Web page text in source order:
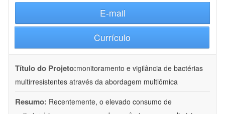
E-mail
Currículo
Título do Projeto:monitoramento e vigilância de bactérias
multirresistentes através da abordagem multiômica
Resumo: Recentemente, o elevado consumo de